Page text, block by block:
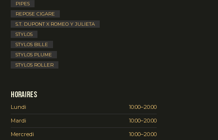
PIPES
REPOSE CIGARE
S.T. DUPONT X ROMEO Y JULIETA
STYLOS
STYLOS BILLE
STYLOS PLUME
STYLOS ROLLER
Horaires
Lundi
10:00–20:00
Mardi
10:00–20:00
Mercredi
10:00–20:00